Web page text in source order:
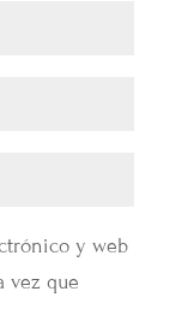
y web
vez que